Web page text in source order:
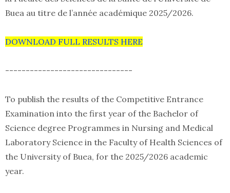
Buea au titre de l’année académique 2025/2026.
DOWNLOAD FULL RESULTS HERE
-------------------------------
To publish the results of the Competitive Entrance
Examination into the first year of the Bachelor of
Science degree Programmes in Nursing and Medical
Laboratory Science in the Faculty of Health Sciences of
the University of Buea, for the 2025/2026 academic
year.